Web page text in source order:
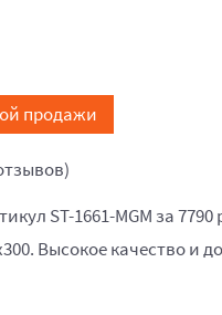
продажи
ST-1661-MGM за
Высокое качество и